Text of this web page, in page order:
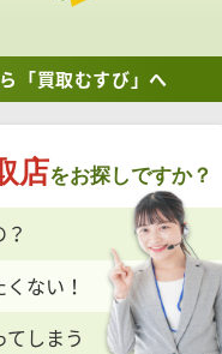
「買取むすび」へ
店をお探しですか？
ない！
しまう